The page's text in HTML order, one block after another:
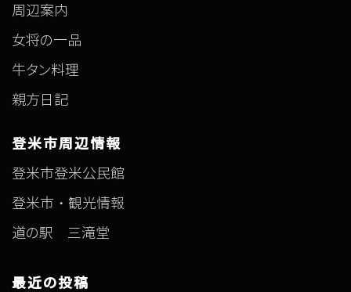
周辺案内
女将の一品
牛タン料理
親方日記
登米市周辺情報
登米市登米公民館
登米市・観光情報
道の駅 三滝堂
最近の投稿